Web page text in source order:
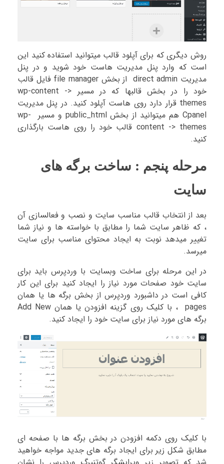
روش دیگری که برای آپلود قالب میتوانید استفاده کنید این
است که وارد پنل مدیریت هاست خود شوید و در پنل
مدیریت direct admin از بخش file manager فایل قالب
خود را در بخش قالبها که در مسیر wp-content ->
themes قرار دارد روی هاست آپلود کنید. در پنل مدیریت
Cpanel هم میتوانید از بخش public_html و مسیر wp-
content -> themes قالب خود را روی هاست بارگذاری
کنید.
مرحله پنجم : ساخت برگه های
سایت
بعد از انتخاب قالب مناسب سایت و نصب و فعالسازی آن
، که ظاهر سایت شما را مطابق با خواسته ها و نیاز شما
تغییر میدهد نوبت به ایجاد محتوای مناسب برای سایت
میرسد.
در این مرحله برای ساخت وبسایت با وردپرس باید برای
سایت خود صفحات مورد نیاز را ایجاد کنید برای این کار
کافی است در داشبورد وردپرس از بخش برگه ها یا همان
pages ، با کلیک روی گزینه افزودن یا همان Add New
برگه های مورد نیاز برای سایت خود را ایجاد کنید.
با کلیک روی دکمه افزودن در بخش برگه ها با صفحه ای
مطابق شکل زیر برای ایجاد برگه های جدید مواجه خواهید